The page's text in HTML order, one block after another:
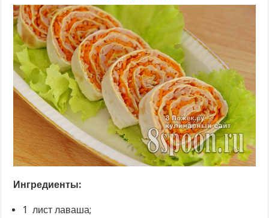
Ингредиенты:
1 лист лаваша;